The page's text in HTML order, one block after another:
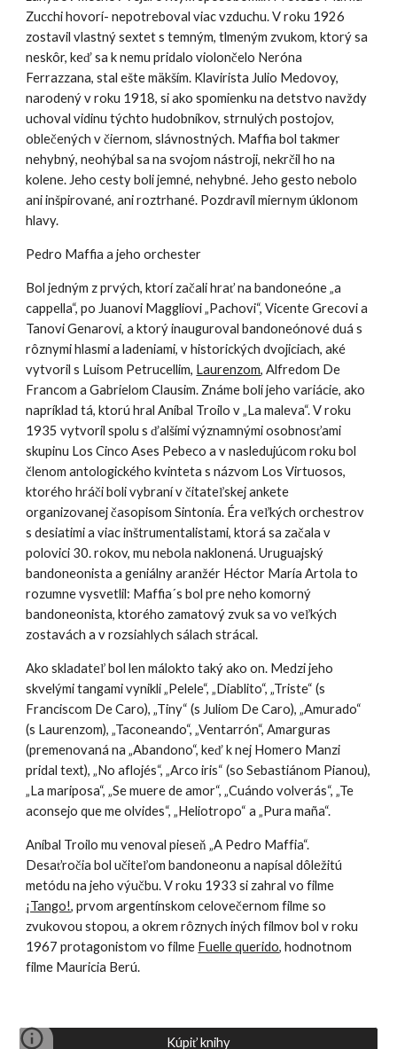
Zucchi hovorí- nepotreboval viac vzduchu. V roku 1926
zostavil vlastný sextet s temným, tlmeným zvukom, ktorý sa
neskôr, keď sa k nemu pridalo violončelo Neróna
Ferrazzana, stal ešte mäkším. Klavirista Julio Medovoy,
narodený v roku 1918, si ako spomienku na detstvo navždy
uchoval vidinu týchto hudobníkov, strnulých postojov,
oblečených v čiernom, slávnostných. Maffia bol takmer
nehybný, neohýbal sa na svojom nástroji, nekrčil ho na
kolene. Jeho cesty boli jemné, nehybné. Jeho gesto nebolo
ani inšpirované, ani roztrhané. Pozdravil miernym úklonom
hlavy.
Pedro Maffia a jeho orchester
Bol jedným z prvých, ktorí začali hrať na bandoneóne „a
cappella“, po Juanovi Maggliovi „Pachovi“, Vicente Grecovi a
Tanovi Genarovi, a ktorý inauguroval bandoneónové duá s
rôznymi hlasmi a ladeniami, v historických dvojiciach, aké
vytvoril s Luisom Petrucellim, Laurenzom, Alfredom De
Francom a Gabrielom Clausim. Známe boli jeho variácie, ako
napríklad tá, ktorú hral Aníbal Troilo v „La maleva“. V roku
1935 vytvoril spolu s ďalšími významnými osobnosťami
skupinu Los Cinco Ases Pebeco a v nasledujúcom roku bol
členom antologického kvinteta s názvom Los Virtuosos,
ktorého hráči boli vybraní v čitateľskej ankete
organizovanej časopisom Sintonía. Éra veľkých orchestrov
s desiatimi a viac inštrumentalistami, ktorá sa začala v
polovici 30. rokov, mu nebola naklonená. Uruguajský
bandoneonista a geniálny aranžér Héctor María Artola to
rozumne vysvetlil: Maffia´s bol pre neho komorný
bandoneonista, ktorého zamatový zvuk sa vo veľkých
zostavách a v rozsiahlych sálach strácal.
Ako skladateľ bol len málokto taký ako on. Medzi jeho
skvelými tangami vynikli „Pelele“, „Diablito“, „Triste“ (s
Franciscom De Caro), „Tiny“ (s Juliom De Caro), „Amurado“
(s Laurenzom), „Taconeando“, „Ventarrón“, Amarguras
(premenovaná na „Abandono“, keď k nej Homero Manzi
pridal text), „No aflojés“, „Arco iris“ (so Sebastiánom Pianou),
„La mariposa“, „Se muere de amor“, „Cuándo volverás“, „Te
aconsejo que me olvides“, „Heliotropo“ a „Pura maña“.
Aníbal Troilo mu venoval pieseň „A Pedro Maffia“.
Desaťročia bol učiteľom bandoneonu a napísal dôležitú
metódu na jeho výučbu. V roku 1933 si zahral vo filme
¡Tango!, prvom argentínskom celovečernom filme so
zvukovou stopou, a okrem rôznych iných filmov bol v roku
1967 protagonistom vo filme Fuelle querido, hodnotnom
filme Mauricia Berú.
Kúpiť knihy